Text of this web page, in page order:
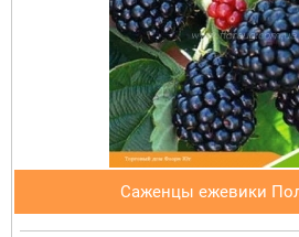
Саженцы ежевики